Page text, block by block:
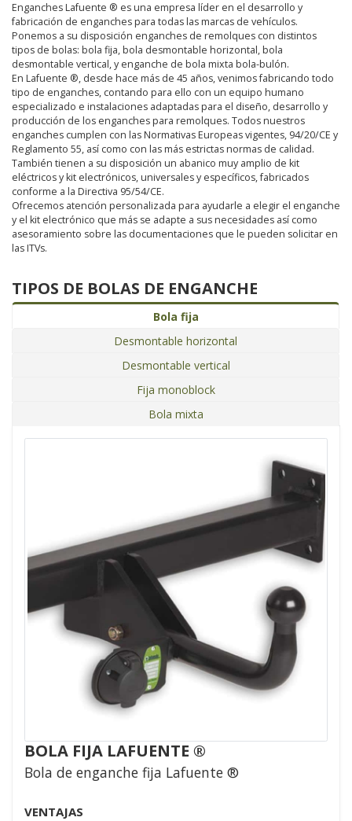
Enganches Lafuente ® es una empresa líder en el desarrollo y
fabricación de enganches para todas las marcas de vehículos.
Ponemos a su disposición enganches de remolques con distintos
tipos de bolas: bola fija, bola desmontable horizontal, bola
desmontable vertical, y enganche de bola mixta bola-bulón.
En Lafuente ®, desde hace más de 45 años, venimos fabricando todo
tipo de enganches, contando para ello con un equipo humano
especializado e instalaciones adaptadas para el diseño, desarrollo y
producción de los enganches para remolques. Todos nuestros
enganches cumplen con las Normativas Europeas vigentes, 94/20/CE y
Reglamento 55, así como con las más estrictas normas de calidad.
También tienen a su disposición un abanico muy amplio de kit
eléctricos y kit electrónicos, universales y específicos, fabricados
conforme a la Directiva 95/54/CE.
Ofrecemos atención personalizada para ayudarle a elegir el enganche
y el kit electrónico que más se adapte a sus necesidades así como
asesoramiento sobre las documentaciones que le pueden solicitar en
las ITVs.
TIPOS DE BOLAS DE ENGANCHE
Bola fija
Desmontable horizontal
Desmontable vertical
Fija monoblock
Bola mixta
BOLA FIJA LAFUENTE ®
Bola de enganche fija Lafuente ®
VENTAJAS